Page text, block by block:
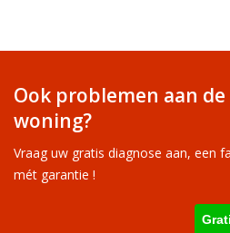
Ook problemen aan
woning?
Vraag uw gratis diagnose aan, een
mét garantie !